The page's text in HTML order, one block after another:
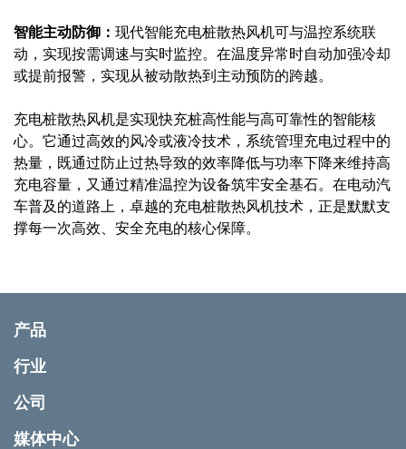
智能主动防御： 现代智能充电桩散热风机可与温控系统联
动，实现按需调速与实时监控。在温度异常时自动加强冷却
或提前报警，实现从被动散热到主动预防的跨越。
充电桩散热风机是实现快充桩高性能与高可靠性的智能核
心。它通过高效的风冷或液冷技术，系统管理充电过程中的
热量，既通过防止过热导致的效率降低与功率下降来维持高
充电容量，又通过精准温控为设备筑牢安全基石。在电动汽
车普及的道路上，卓越的充电桩散热风机技术，正是默默支
撑每一次高效、安全充电的核心保障。
产品
行业
公司
媒体中心